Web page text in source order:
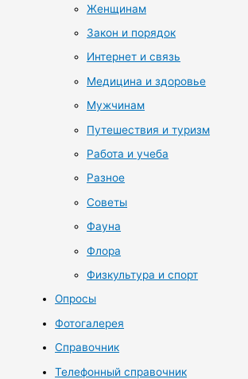
Женщинам
Закон и порядок
Интернет и связь
Медицина и здоровье
Мужчинам
Путешествия и туризм
Работа и учеба
Разное
Советы
Фауна
Флора
Физкультура и спорт
Опросы
Фотогалерея
Справочник
Телефонный справочник